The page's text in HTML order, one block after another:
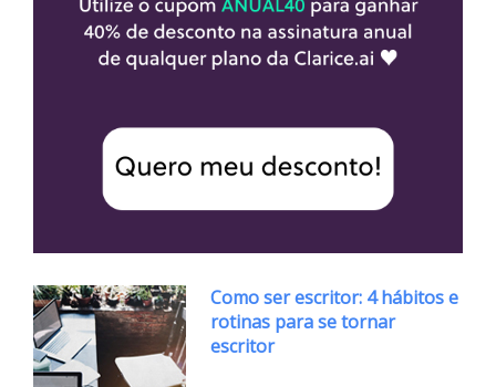
Como ser escritor: 4 hábitos e
rotinas para se tornar
escritor